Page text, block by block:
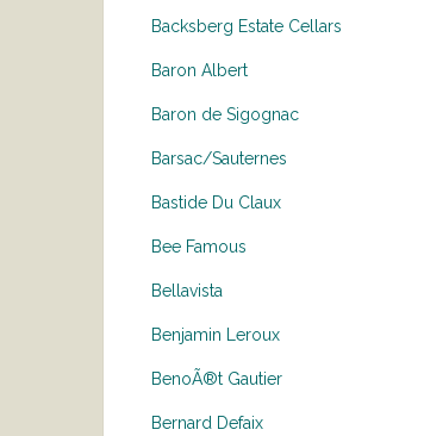
Backsberg Estate Cellars
Baron Albert
Baron de Sigognac
Barsac/Sauternes
Bastide Du Claux
Bee Famous
Bellavista
Benjamin Leroux
BenoÃ®t Gautier
Bernard Defaix